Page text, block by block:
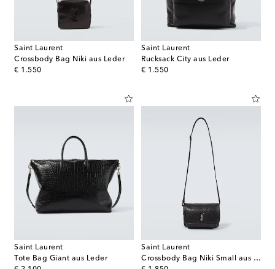
Saint Laurent
Crossbody Bag Niki aus Leder
€ 1.550
original price
Saint Laurent
Rucksack City aus Leder
€ 1.550
original price
Saint Laurent
Tote Bag Giant aus Leder
Saint Laurent
Crossbody Bag Niki Small aus Leder